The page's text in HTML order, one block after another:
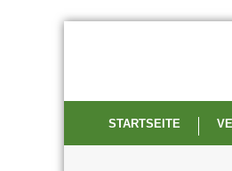
STARTSEITE